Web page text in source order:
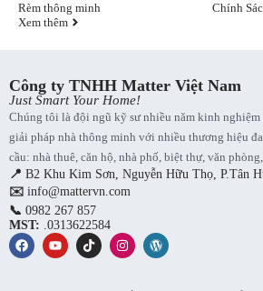
Chính
Rèm thông minh
Xem thêm
Công ty TNHH Matter Việt Nam
Just Smart Your Home!
Chúng tôi là đội ngũ kỹ sư nhiều năm kinh
giải pháp nhà thông minh với nhiều thương hiệu
cầu: nhà thuê, căn hộ, nhà phố, biệt thự, văn
📍 B2 Khu Kim Sơn, Nguyễn Hữu Thọ, P.Tân
✉️ info@mattervn.com
📞 0982 267 857
MST: .0313622584